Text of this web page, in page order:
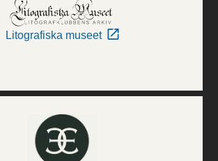
Litografiska museet